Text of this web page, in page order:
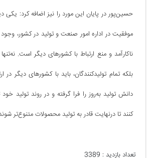
حسین‌پور در پایان این مورد را نیز اضافه کرد: یکی
موفقیت در اداره امور صنعت و تولید در کشور، وجود
ناکارآمد و منع ارتباط با کشورهای دیگر است. نه‌تنها
بلکه تمام تولیدکنندگان، باید با کشورهای دیگر در
دانش تولید به‌روز را فرا گرفته و در روند تولید خود
کنند تا درنهایت قادر به تولید محصولات متنوع‌تر شوند.
تعداد بازدید :3389